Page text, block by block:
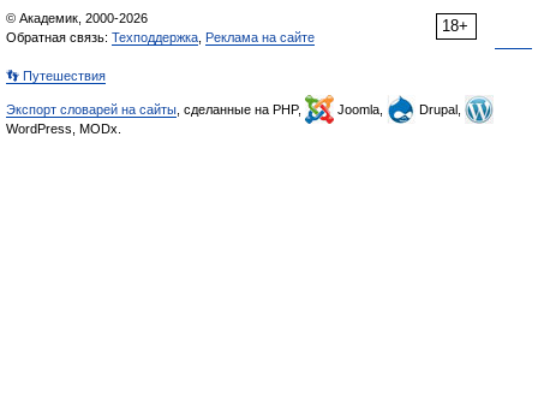
18+
© Академик, 2000-2026
Обратная связь: Техподдержка Реклама на сайте
👣 Путешествия
Экспорт словарей на сайты , сделанные на PHP, Joomla,
Drupal,
WordPress, MODx.